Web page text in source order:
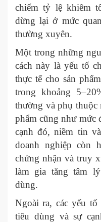
chiếm tỷ lệ khiêm
dừng lại ở mức
thường xuyên.
Một trong những
cách này là yếu tố
thực tế cho sản
trong khoảng
thường và phụ thuộc
phẩm cũng như mức
cạnh đó, niềm tin
doanh nghiệp còn
chứng nhận và truy
làm gia tăng tâm
dùng.
Ngoài ra, các yếu
tiêu dùng và sự